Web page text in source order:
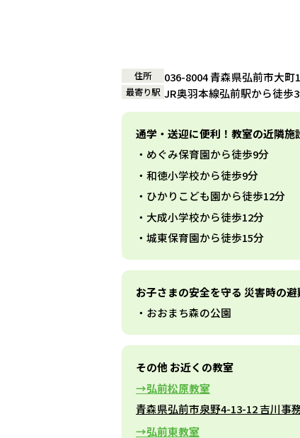
住所 036-8004 青森県弘前市大
最寄り駅 JR奥羽本線弘前駅から徒歩
通学・送迎に便利！教室の近隣施
めぐみ保育園から徒歩9分
和徳小学校から徒歩9分
ひかりこども園から徒歩12分
大成小学校から徒歩12分
城東保育園から徒歩15分
お子さまの安全を守る 災害時の
おおまち森の公園
その他 お近くの教室
弘前松原教室
青森県弘前市泉野4-13-12 吉川事
弘前東教室